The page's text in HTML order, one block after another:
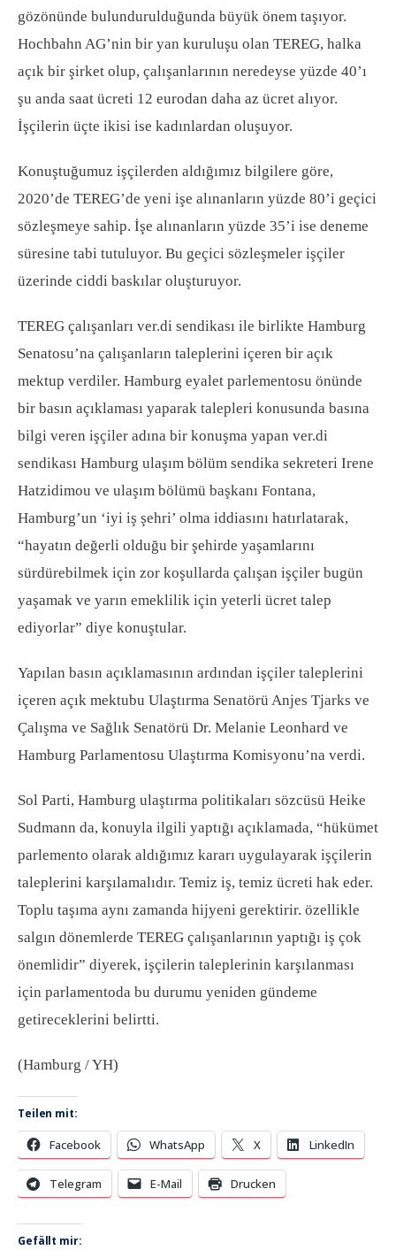
gözönünde bulundurulduğunda büyük önem taşıyor.
Hochbahn AG’nin bir yan kuruluşu olan TEREG, halka
açık bir şirket olup, çalışanlarının neredeyse yüzde 40’ı
şu anda saat ücreti 12 eurodan daha az ücret alıyor.
İşçilerin üçte ikisi ise kadınlardan oluşuyor.
Konuştuğumuz işçilerden aldığımız bilgilere göre,
2020’de TEREG’de yeni işe alınanların yüzde 80’i geçici
sözleşmeye sahip. İşe alınanların yüzde 35’i ise deneme
süresine tabi tutuluyor. Bu geçici sözleşmeler işçiler
üzerinde ciddi baskılar oluşturuyor.
TEREG çalışanları ver.di sendikası ile birlikte Hamburg
Senatosu’na çalışanların taleplerini içeren bir açık
mektup verdiler. Hamburg eyalet parlementosu önünde
bir basın açıklaması yaparak talepleri konusunda basına
bilgi veren işçiler adına bir konuşma yapan ver.di
sendikası Hamburg ulaşım bölüm sendika sekreteri Irene
Hatzidimou ve ulaşım bölümü başkanı Fontana,
Hamburg’un ‘iyi iş şehri’ olma iddiasını hatırlatarak,
“hayatın değerli olduğu bir şehirde yaşamlarını
sürdürebilmek için zor koşullarda çalışan işçiler bugün
yaşamak ve yarın emeklilik için yeterli ücret talep
ediyorlar” diye konuştular.
Yapılan basın açıklamasının ardından işçiler taleplerini
içeren açık mektubu Ulaştırma Senatörü Anjes Tjarks ve
Çalışma ve Sağlık Senatörü Dr. Melanie Leonhard ve
Hamburg Parlamentosu Ulaştırma Komisyonu’na verdi.
Sol Parti, Hamburg ulaştırma politikaları sözcüsü Heike
Sudmann da, konuyla ilgili yaptığı açıklamada, “hükümet
parlemento olarak aldığımız kararı uygulayarak işçilerin
taleplerini karşılamalıdır. Temiz iş, temiz ücreti hak eder.
Toplu taşıma aynı zamanda hijyeni gerektirir. özellikle
salgın dönemlerde TEREG çalışanlarının yaptığı iş çok
önemlidir” diyerek, işçilerin taleplerinin karşılanması
için parlamentoda bu durumu yeniden gündeme
getireceklerini belirtti.
(Hamburg / YH)
Teilen mit:
Facebook WhatsApp X LinkedIn
Telegram E-Mail Drucken
Gefällt mir: